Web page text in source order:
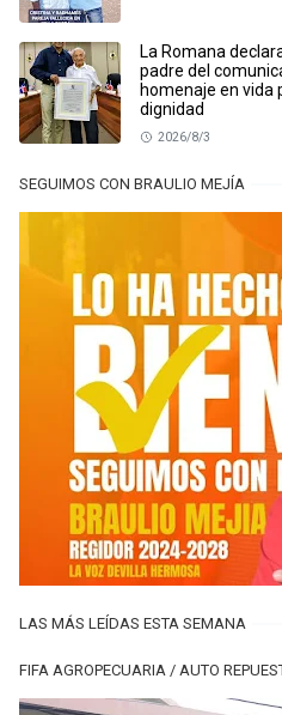
La Romana
padre del
homenaje en vida
dignidad
2026/8/3
SEGUIMOS CON BRAULIO MEJÍA
LAS MÁS LEÍDAS ESTA SEMANA
FIFA AGROPECUARIA / AUTO